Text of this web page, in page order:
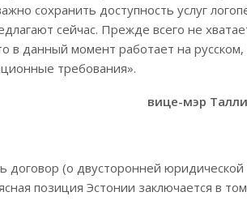
сохранить доступность услуг
сейчас. Прежде всего не
в данный момент работает на
требования».
вице-мэр
(о двусторонней юридической
позиция Эстонии заключается в